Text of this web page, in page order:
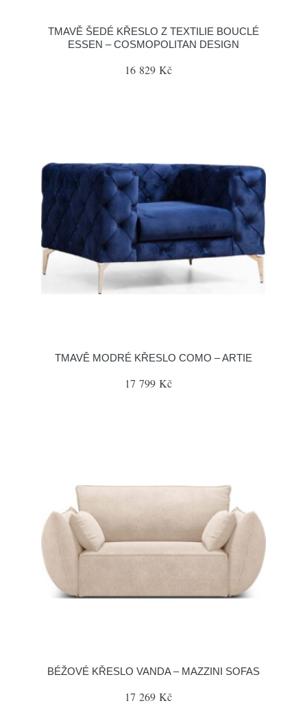
TMAVĚ ŠEDÉ KŘESLO Z TEXTILIE BOUCLÉ
ESSEN – COSMOPOLITAN DESIGN
16 829 Kč
TMAVĚ MODRÉ KŘESLO COMO – ARTIE
17 799 Kč
BÉŽOVÉ KŘESLO VANDA – MAZZINI SOFAS
17 269 Kč